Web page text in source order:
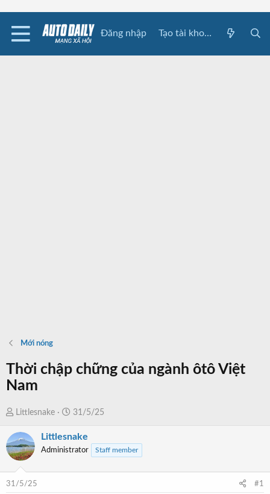
Đăng nhập Tạo tài khoản
Mới nóng
Thời chập chững của ngành ôtô Việt
Nam
T
r
e
d
Littlesnake
N
à
y
31/5/25
Littlesnake
Administrator Staff member
31/5/25 #1